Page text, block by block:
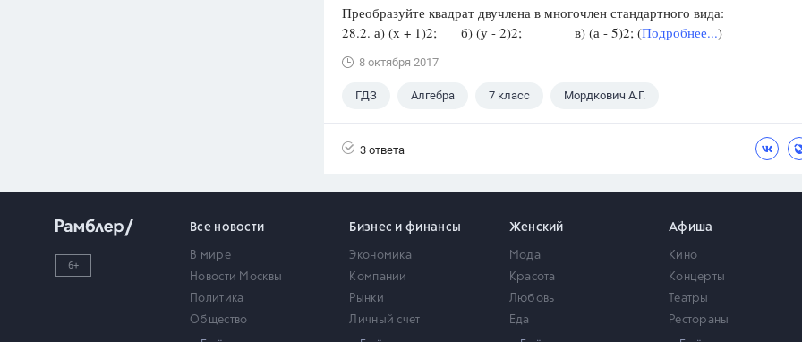
Преобразуйте квадрат двучлена в многочлен стандартного вида:
28.2. а) (х + 1)2; б) (у - 2)2; в) (а - 5)2; (Подробнее...)
8 октября 2017
ГДЗ Алгебра 7 класс Мордкович А.Г.
3 ответа
6+
Все новости
В мире
Новости Москвы
Политика
Общество
Бизнес и финансы
Экономика
Компании
Рынки
Личный счет
Женский
Мода
Красота
Любовь
Еда
Афиша
Кино
Концерты
Театры
Рестораны